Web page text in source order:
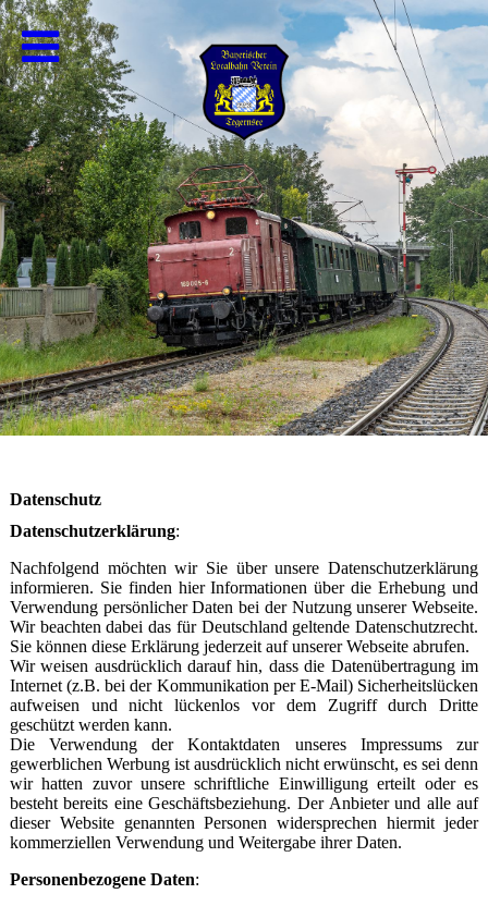
Datenschutz
Datenschutzerklärung:
Nachfolgend möchten wir Sie über unsere Datenschutzerklärung
informieren. Sie finden hier Informationen über die Erhebung und
Verwendung persönlicher Daten bei der Nutzung unserer Webseite.
Wir beachten dabei das für Deutschland geltende Datenschutzrecht.
Sie können diese Erklärung jederzeit auf unserer Webseite abrufen.
Wir weisen ausdrücklich darauf hin, dass die Datenübertragung im
Internet (z.B. bei der Kommunikation per E-Mail) Sicherheitslücken
aufweisen und nicht lückenlos vor dem Zugriff durch Dritte
geschützt werden kann.
Die Verwendung der Kontaktdaten unseres Impressums zur
gewerblichen Werbung ist ausdrücklich nicht erwünscht, es sei denn
wir hatten zuvor unsere schriftliche Einwilligung erteilt oder es
besteht bereits eine Geschäftsbeziehung. Der Anbieter und alle auf
dieser Website genannten Personen widersprechen hiermit jeder
kommerziellen Verwendung und Weitergabe ihrer Daten.
Personenbezogene Daten: